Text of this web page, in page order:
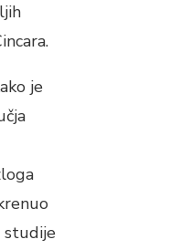
je
studije